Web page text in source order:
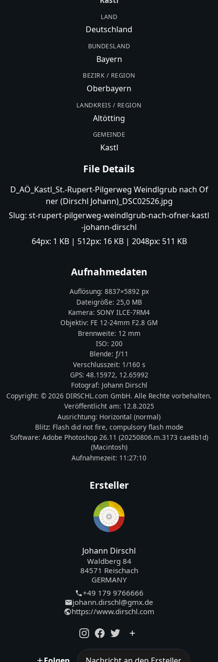
LAND
Deutschland
BUNDESLAND
Bayern
BEZIRK / REGION
Oberbayern
LANDKREIS / REGION
Altötting
GEMEINDE
Kastl
File Details
D_AÖ_Kastl_St.-Rupert-Pilgerweg Weindlgrub nach Of
ner (Dirschl Johann)_DSC02526.jpg
Slug: st-rupert-pilgerweg-weindlgrub-nach-ofner-kastl
-johann-dirschl
64px: 1 KB| 512px: 16 KB| 2048px: 511 KB
Aufnahmedaten
Auflösung: 8837×5892 px
Dateigröße: 25,0 MB
Kamera: SONY ILCE-7RM4
Objektiv: FE 12-24mm F2.8 GM
Brennweite: 12 mm
ISO: 200
Blende: ƒ/11
Verschlusszeit: 1/160 s
GPS: 48.15972, 12.65992
Fotograf: Johann Dirschl
Copyright: © 2026 DIRSCHL.com GmbH. Alle Rechte vorbehalten.
Veröffentlicht am: 12.8.2025
Ausrichtung: Horizontal (normal)
Blitz: Flash did not fire, compulsory flash mode
Software: Adobe Photoshop 26.11 (20250806.m.3173 cae8b1d)
(Macintosh)
Aufnahmezeit: 11:27:10
Ersteller
Johann Dirschl
Waldberg 84
84571 Reischach
GERMANY
+49 179 9766666
johann.dirschl@gmx.de
https://www.dirschl.com